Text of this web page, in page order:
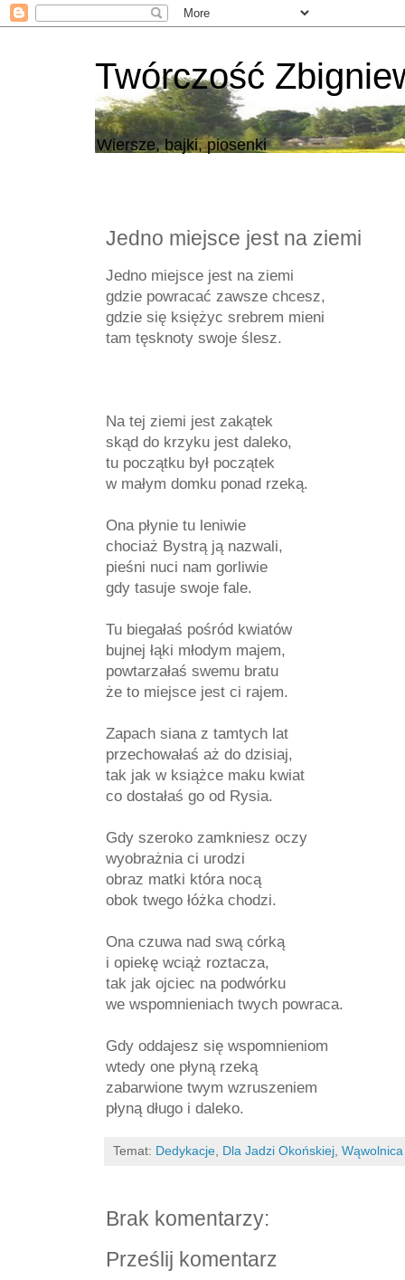
Twórczość
Wiersze, bajki, piosenki
Jedno miejsce jest na ziemi
Jedno miejsce jest na ziemi
gdzie powracać zawsze chcesz,
gdzie się księżyc srebrem mieni
tam tęsknoty swoje ślesz.
Na tej ziemi jest zakątek
skąd do krzyku jest daleko,
tu początku był początek
w małym domku ponad rzeką.
Ona płynie tu leniwie
chociaż Bystrą ją nazwali,
pieśni nuci nam gorliwie
gdy tasuje swoje fale.
Tu biegałaś pośród kwiatów
bujnej łąki młodym majem,
powtarzałaś swemu bratu
że to miejsce jest ci rajem.
Zapach siana z tamtych lat
przechowałaś aż do dzisiaj,
tak jak w książce maku kwiat
co dostałaś go od Rysia.
Gdy szeroko zamkniesz oczy
wyobrażnia ci urodzi
obraz matki która nocą
obok twego łóżka chodzi.
Ona czuwa nad swą córką
i opiekę wciąż roztacza,
tak jak ojciec na podwórku
we wspomnieniach twych powraca.
Gdy oddajesz się wspomnieniom
wtedy one płyną rzeką
zabarwione twym wzruszeniem
płyną długo i daleko.
Temat: Dedykacje Dla Jadzi Okońskiej Wąwolnica
Brak komentarzy:
Prześlij komentarz